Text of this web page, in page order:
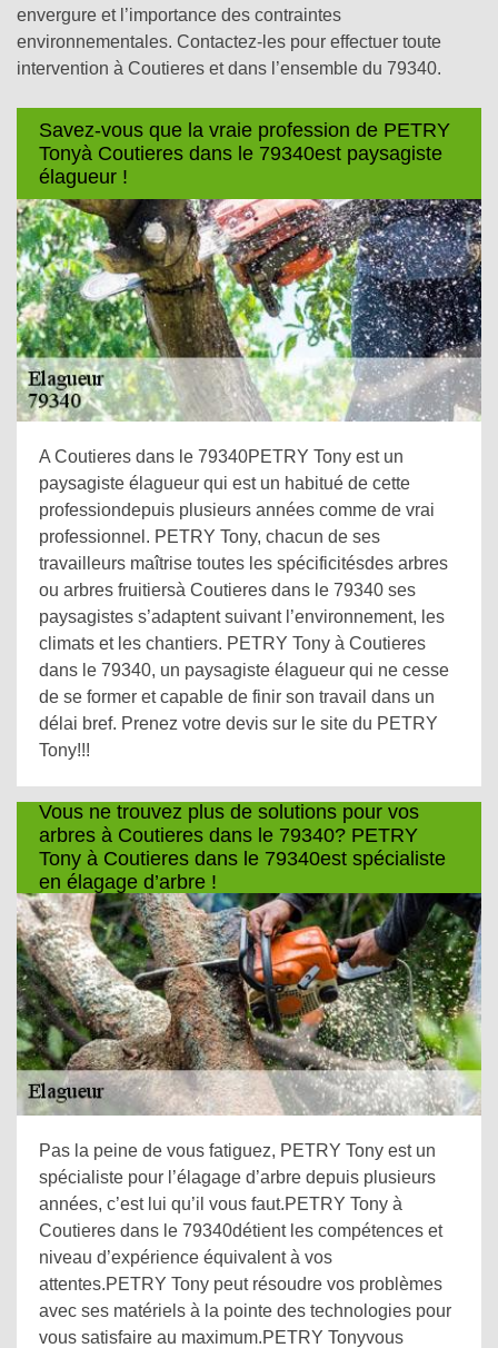
envergure et l’importance des contraintes
environnementales. Contactez-les pour effectuer toute
intervention à Coutieres et dans l’ensemble du 79340.
Savez-vous que la vraie profession de PETRY
Tonyà Coutieres dans le 79340est paysagiste
élagueur !
A Coutieres dans le 79340PETRY Tony est un
paysagiste élagueur qui est un habitué de cette
professiondepuis plusieurs années comme de vrai
professionnel. PETRY Tony, chacun de ses
travailleurs maîtrise toutes les spécificitésdes arbres
ou arbres fruitiersà Coutieres dans le 79340 ses
paysagistes s’adaptent suivant l’environnement, les
climats et les chantiers. PETRY Tony à Coutieres
dans le 79340, un paysagiste élagueur qui ne cesse
de se former et capable de finir son travail dans un
délai bref. Prenez votre devis sur le site du PETRY
Tony!!!
Vous ne trouvez plus de solutions pour vos
arbres à Coutieres dans le 79340? PETRY
Tony à Coutieres dans le 79340est spécialiste
en élagage d’arbre !
Pas la peine de vous fatiguez, PETRY Tony est un
spécialiste pour l’élagage d’arbre depuis plusieurs
années, c’est lui qu’il vous faut.PETRY Tony à
Coutieres dans le 79340détient les compétences et
niveau d’expérience équivalent à vos
attentes.PETRY Tony peut résoudre vos problèmes
avec ses matériels à la pointe des technologies pour
vous satisfaire au maximum.PETRY Tonyvous